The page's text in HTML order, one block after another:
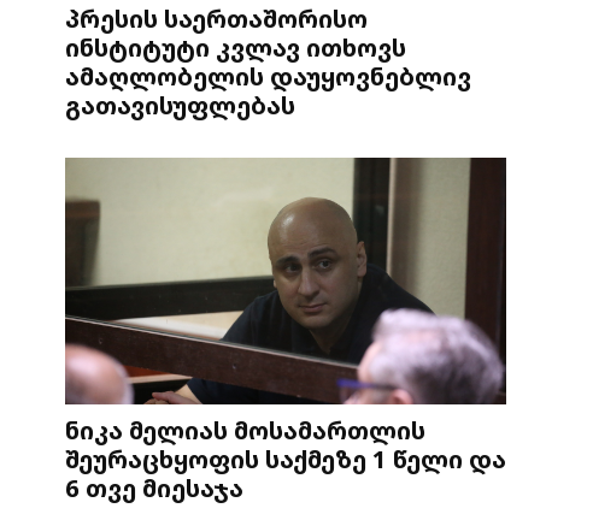
პრესის საერთაშორისო
ინსტიტუტი კვლავ ითხოვს
ამაღლობელის დაუყოვნებლივ
გათავისუფლებას
ნიკა მელიას მოსამართლის
შეურაცხყოფის საქმეზე 1 წელი და
6 თვე მიესაჯა